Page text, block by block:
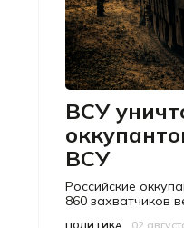
ВСУ
ВСУ
Российские
860 захватчиков
ПОЛИТИКА 02